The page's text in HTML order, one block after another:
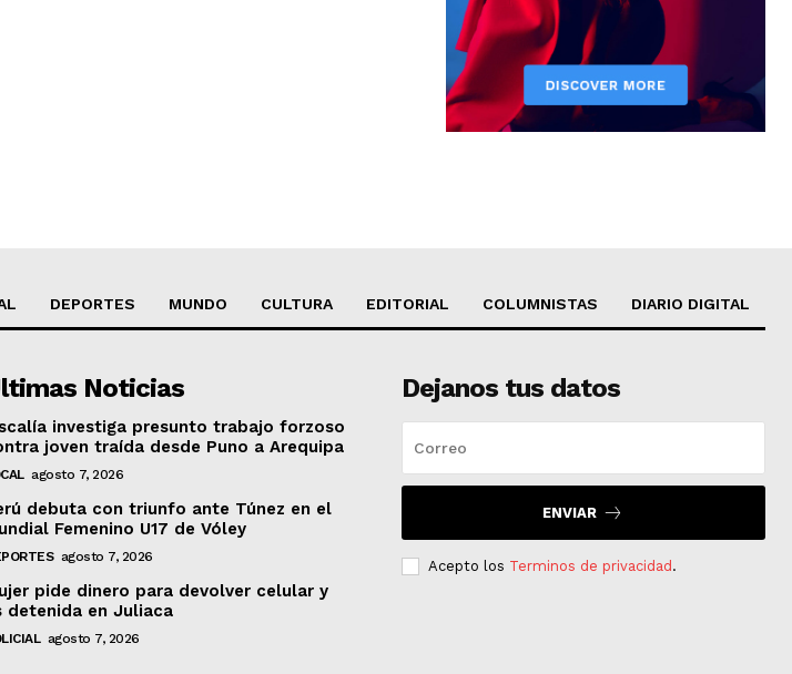
DEPORTES MUNDO CULTURA EDITORIAL COLUMNISTAS DIARIO DIGITAL
Noticias
investiga presunto trabajo forzoso
joven traída desde Puno a Arequipa
agosto 7, 2026
debuta con triunfo ante Túnez en el
Femenino U17 de Vóley
agosto 7, 2026
pide dinero para devolver celular y
detenida en Juliaca
agosto 7, 2026
Dejanos tus datos
ENVIAR
Acepto los Terminos de privacidad .